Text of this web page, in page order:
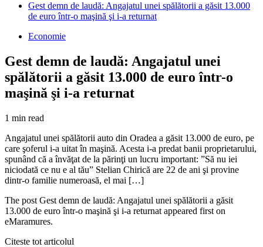
Gest demn de laudă: Angajatul unei spălătorii a găsit 13.000
de euro într-o maşină şi i-a returnat
Economie
Gest demn de laudă: Angajatul unei
spălătorii a găsit 13.000 de euro într-o
maşină şi i-a returnat
1 min read
Angajatul unei spălătorii auto din Oradea a găsit 13.000 de euro, pe
care şoferul i-a uitat în maşină. Acesta i-a predat banii proprietarului,
spunând că a învăţat de la părinţi un lucru important: ”Să nu iei
niciodată ce nu e al tău” Stelian Chirică are 22 de ani şi provine
dintr-o familie numeroasă, el mai […]
The post Gest demn de laudă: Angajatul unei spălătorii a găsit
13.000 de euro într-o maşină şi i-a returnat appeared first on
eMaramures.
Citeste tot articolul